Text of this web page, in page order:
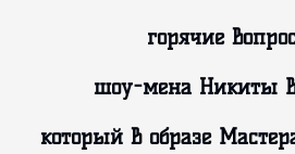
горячие
шоу-мена Никиты
который в образе